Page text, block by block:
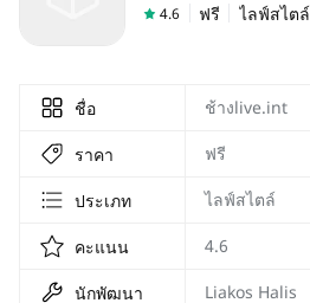
4.6 ฟรี ไลฟ์สไตล์
ชื่อ ช้างlive.int
ราคา ฟรี
ประเภท ไลฟ์สไตล์
คะแนน 4.6
นักพัฒนา Liakos Halis